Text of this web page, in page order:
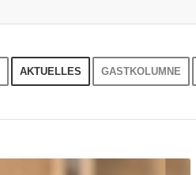
AKTUELLES GASTKOLUMNE